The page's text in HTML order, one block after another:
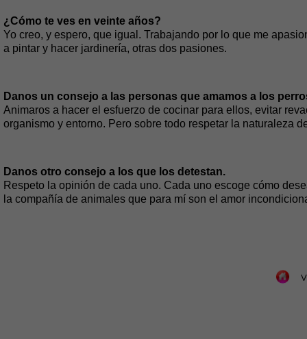
¿Cómo te ves en veinte años?
Yo creo, y espero, que igual. Trabajando por lo que me
a pintar y hacer jardinería, otras dos pasiones.
Danos un consejo a las personas que amamos a los
Animaros a hacer el esfuerzo de cocinar para ellos, evitar
organismo y entorno. Pero sobre todo respetar la naturaleza
Danos otro consejo a los que los detestan.
Respeto la opinión de cada uno. Cada uno escoge cómo
la compañía de animales que para mí son el amor